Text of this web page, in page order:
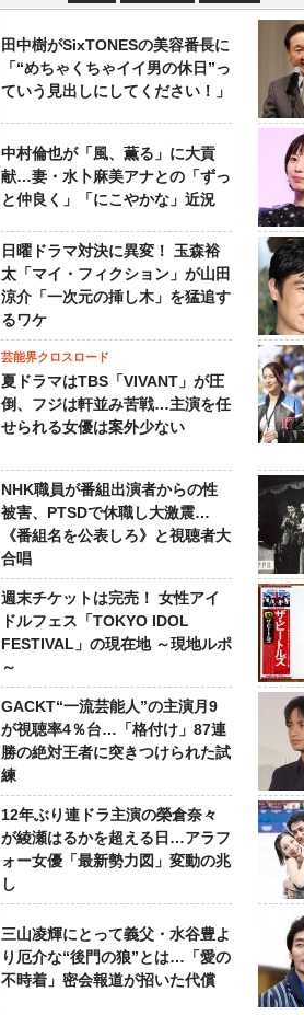
田中樹がSixTONESの美容番長に
「“めちゃくちゃイイ男の休日”っ
ていう見出しにしてください！」
中村倫也が「風、薫る」に大貢
献…妻・水卜麻美アナとの「ずっ
と仲良く」「にこやかな」近況
日曜ドラマ対決に異変！ 玉森裕
太「マイ・フィクション」が山田
涼介「一次元の挿し木」を猛追す
るワケ
芸能界クロスロード
夏ドラマはTBS「VIVANT」が圧
倒、フジは軒並み苦戦…主演を任
せられる女優は案外少ない
NHK職員が番組出演者からの性
被害、PTSDで休職し大激震…
《番組名を公表しろ》と視聴者大
合唱
週末チケットは完売！ 女性アイ
ドルフェス「TOKYO IDOL
FESTIVAL」の現在地 ～現地ルポ
～
GACKT“一流芸能人”の主演月9
が視聴率4％台…「格付け」87連
勝の絶対王者に突きつけられた試
練
12年ぶり連ドラ主演の榮倉奈々
が綾瀬はるかを超える日…アラフ
ォー女優「最新勢力図」変動の兆
し
三山凌輝にとって義父・水谷豊よ
り厄介な“後門の狼”とは…「愛の
不時着」密会報道が招いた代償